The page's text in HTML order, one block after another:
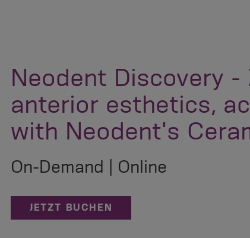
Neodent Discovery -
anterior esthetics,
with Neodent's
On-Demand | Online
JETZT BUCHEN